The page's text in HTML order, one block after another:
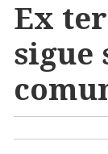
Ex
sigue